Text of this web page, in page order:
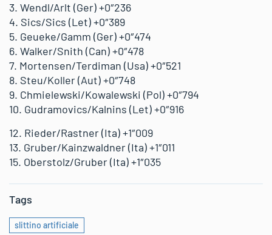
3. Wendl/Arlt (Ger) +0″236
4. Sics/Sics (Let) +0″389
5. Geueke/Gamm (Ger) +0″474
6. Walker/Snith (Can) +0″478
7. Mortensen/Terdiman (Usa) +0″521
8. Steu/Koller (Aut) +0″748
9. Chmielewski/Kowalewski (Pol) +0″794
10. Gudramovics/Kalnins (Let) +0″916
12. Rieder/Rastner (Ita) +1″009
13. Gruber/Kainzwaldner (Ita) +1″011
15. Oberstolz/Gruber (Ita) +1″035
Tags
slittino artificiale